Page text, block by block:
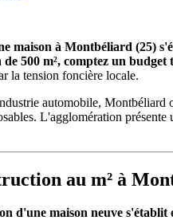
maison à Montbéliard (25)
500 m², comptez un
la tension foncière locale.
automobile,
L'agglomération
au m² à
maison neuve s'établit